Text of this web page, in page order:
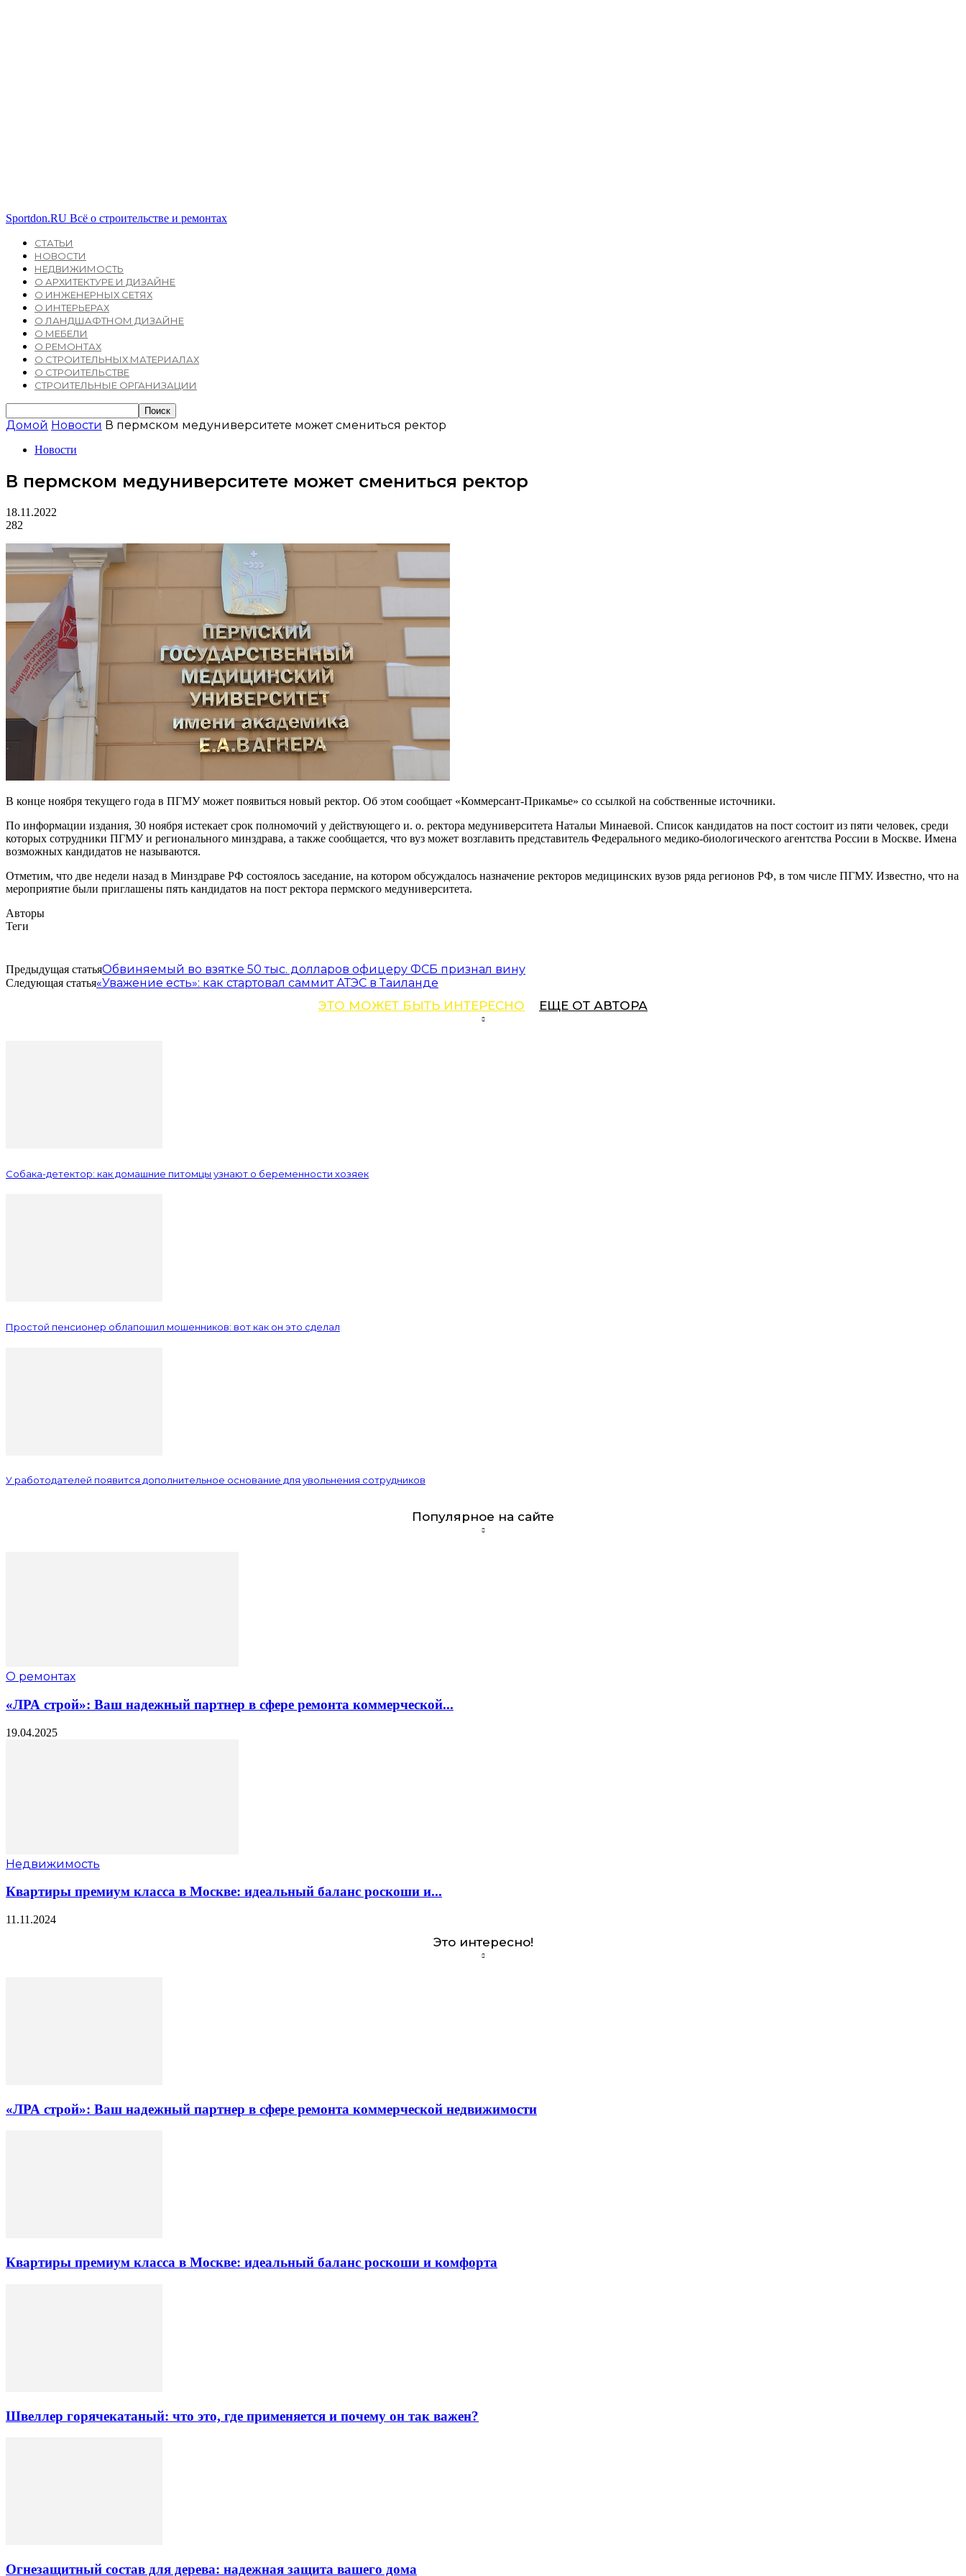
Sportdon.RU Всё о строительстве и ремонтах
СТАТЬИ
НОВОСТИ
НЕДВИЖИМОСТЬ
О АРХИТЕКТУРЕ И ДИЗАЙНЕ
О ИНЖЕНЕРНЫХ СЕТЯХ
О ИНТЕРЬЕРАХ
О ЛАНДШАФТНОМ ДИЗАЙНЕ
О МЕБЕЛИ
О РЕМОНТАХ
О СТРОИТЕЛЬНЫХ МАТЕРИАЛАХ
О СТРОИТЕЛЬСТВЕ
СТРОИТЕЛЬНЫЕ ОРГАНИЗАЦИИ
Домой Новости В пермском медуниверситете может смениться ректор
Новости
В пермском медуниверситете может смениться ректор
18.11.2022
282
В конце ноября текущего года в ПГМУ может появиться новый ректор. Об этом сообщает «Коммерсант-Прикамье» со ссылкой на собственные источники.
По информации издания, 30 ноября истекает срок полномочий у действующего и. о. ректора медуниверситета Натальи Минаевой. Список кандидатов на пост состоит из пяти человек, среди
которых сотрудники ПГМУ и регионального минздрава, а также сообщается, что вуз может возглавить представитель Федерального медико-биологического агентства России в Москве. Имена
возможных кандидатов не называются.
Отметим, что две недели назад в Минздраве РФ состоялось заседание, на котором обсуж­далось назначение ректоров медицинских вузов ряда регионов РФ, в том числе ПГМУ. Известно, что на
мероприятие были приглашены пять кандидатов на пост ректора пермского медуниверситета.
Авторы
Теги
Предыдущая статьяОбвиняемый во взятке 50 тыс. долларов офицеру ФСБ признал вину
Следующая статья«Уважение есть»: как стартовал саммит АТЭС в Таиланде
ЭТО МОЖЕТ БЫТЬ ИНТЕРЕСНО ЕЩЕ ОТ АВТОРА
Собака-детектор: как домашние питомцы узнают о беременности хозяек
Простой пенсионер облапошил мошенников: вот как он это сделал
У работодателей появится дополнительное основание для увольнения сотрудников
Популярное на сайте
О ремонтах
«ЛРА строй»: Ваш надежный партнер в сфере ремонта коммерческой...
19.04.2025
Недвижимость
Квартиры премиум класса в Москве: идеальный баланс роскоши и...
11.11.2024
Это интересно!
«ЛРА строй»: Ваш надежный партнер в сфере ремонта коммерческой недвижимости
Квартиры премиум класса в Москве: идеальный баланс роскоши и комфорта
Швеллер горячекатаный: что это, где применяется и почему он так важен?
Огнезащитный состав для дерева: надежная защита вашего дома